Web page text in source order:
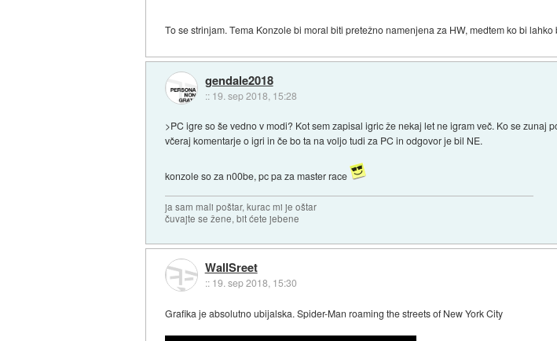
To se strinjam. Tema Konzole bi moral biti pretežno namenjena za HW, medtem ko bi lahko
gendale2018
:: 19. sep 2018, 15:28
>PC igre so še vedno v modi? Kot sem zapisal igric že nekaj let ne igram več. Ko se
včeraj komentarje o igri in če bo ta na voljo tudi za PC in odgovor je bil NE.
konzole so za n00be, pc pa za master race
ja sam mali poštar, kurac mi je oštar
čuvajte se žene, bit ćete jebene
WallSreet
:: 19. sep 2018, 15:30
Grafika je absolutno ubijalska. Spider-Man roaming the streets of New York City